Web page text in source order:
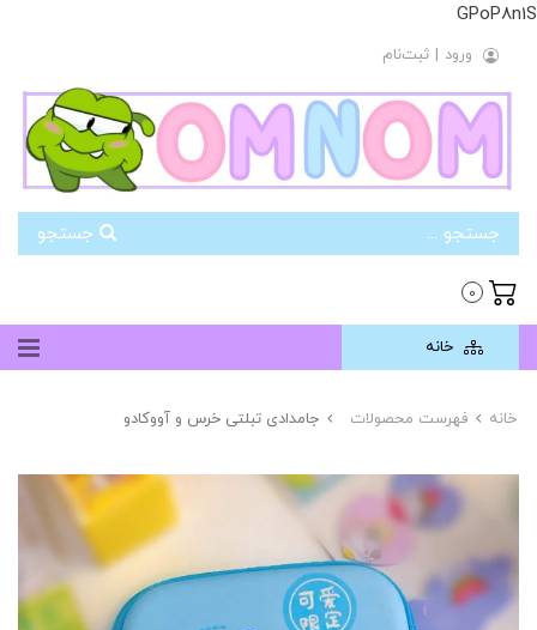
GPoP8n1S
ورود | ثبت‌نام
0
خانه
خانه فهرست محصولات جامدادی تبلتی خرس و آووکادو